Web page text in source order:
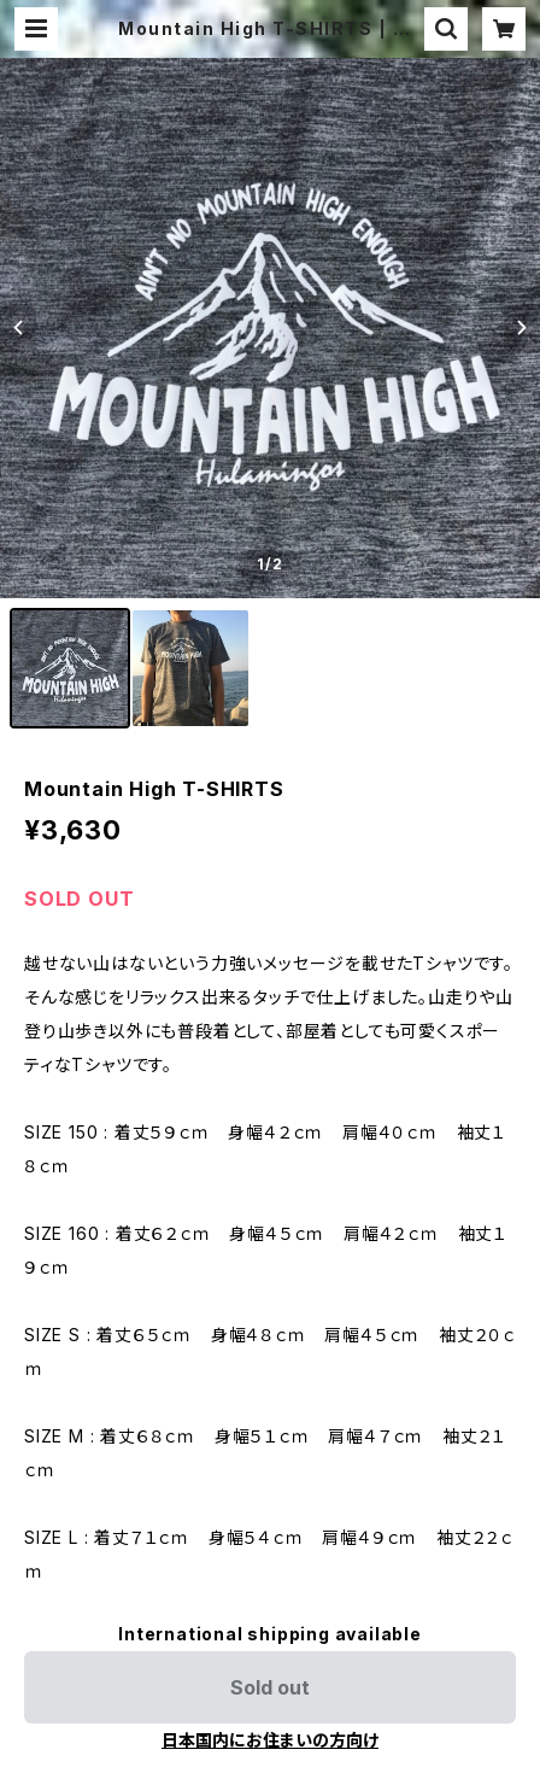
Mountain High T-SHIRTS | HU
LAMINGOS -フラミンゴス
1/2
Mountain High T-SHIRTS
¥3,630
SOLD OUT
越せない山はないという力強いメッセージを載せたTシャツです。
そんな感じをリラックス出来るタッチで仕上げました。山走りや山
登り山歩き以外にも普段着として、部屋着としても可愛くスポー
ティなTシャツです。
SIZE 150 : 着丈５９ｃｍ 身幅４２ｃｍ 肩幅４０ｃｍ 袖丈１
８ｃｍ
SIZE 160 : 着丈６２ｃｍ 身幅４５ｃｍ 肩幅４２ｃｍ 袖丈１
９ｃｍ
SIZE S : 着丈６５ｃｍ 身幅４８ｃｍ 肩幅４５ｃｍ 袖丈２０ｃ
ｍ
SIZE M : 着丈６８ｃｍ 身幅５１ｃｍ 肩幅４７ｃｍ 袖丈２１
ｃｍ
SIZE L : 着丈７１ｃｍ 身幅５４ｃｍ 肩幅４９ｃｍ 袖丈２２ｃ
ｍ
International shipping available
Sold out
日本国内にお住まいの方向け